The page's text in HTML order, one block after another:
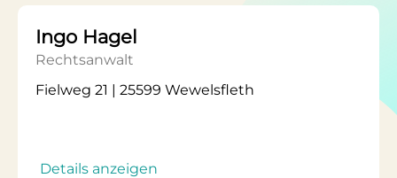
Ingo Hagel
Rechtsanwalt
Fielweg 21 | 25599 Wewelsfleth
Details anzeigen